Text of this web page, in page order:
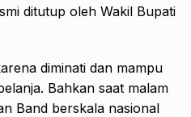
ditutup oleh Wakil Bupati
diminati dan mampu
Bahkan saat malam
Band berskala nasional